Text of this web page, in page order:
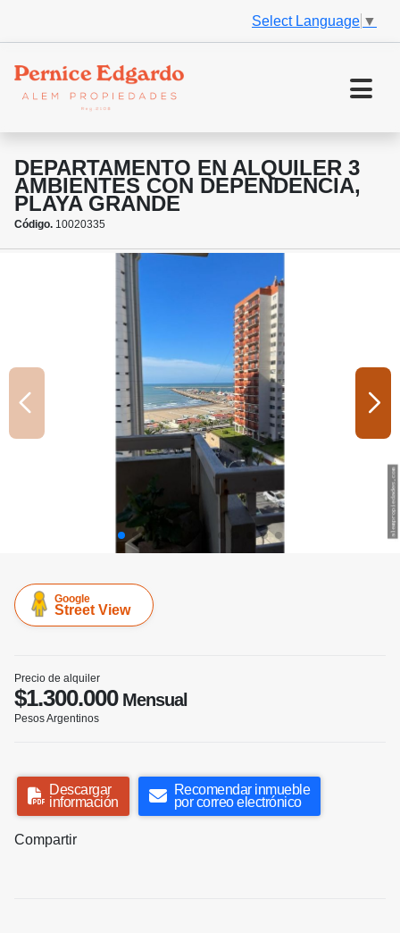
Select Language ▼
DEPARTAMENTO EN ALQUILER 3
AMBIENTES CON DEPENDENCIA,
PLAYA GRANDE
Código. 10020335
Google
Street View
Precio de alquiler
$1.300.000Mensual
Pesos Argentinos
Descargar
información
Recomendar inmueble
por correo electrónico
Compartir